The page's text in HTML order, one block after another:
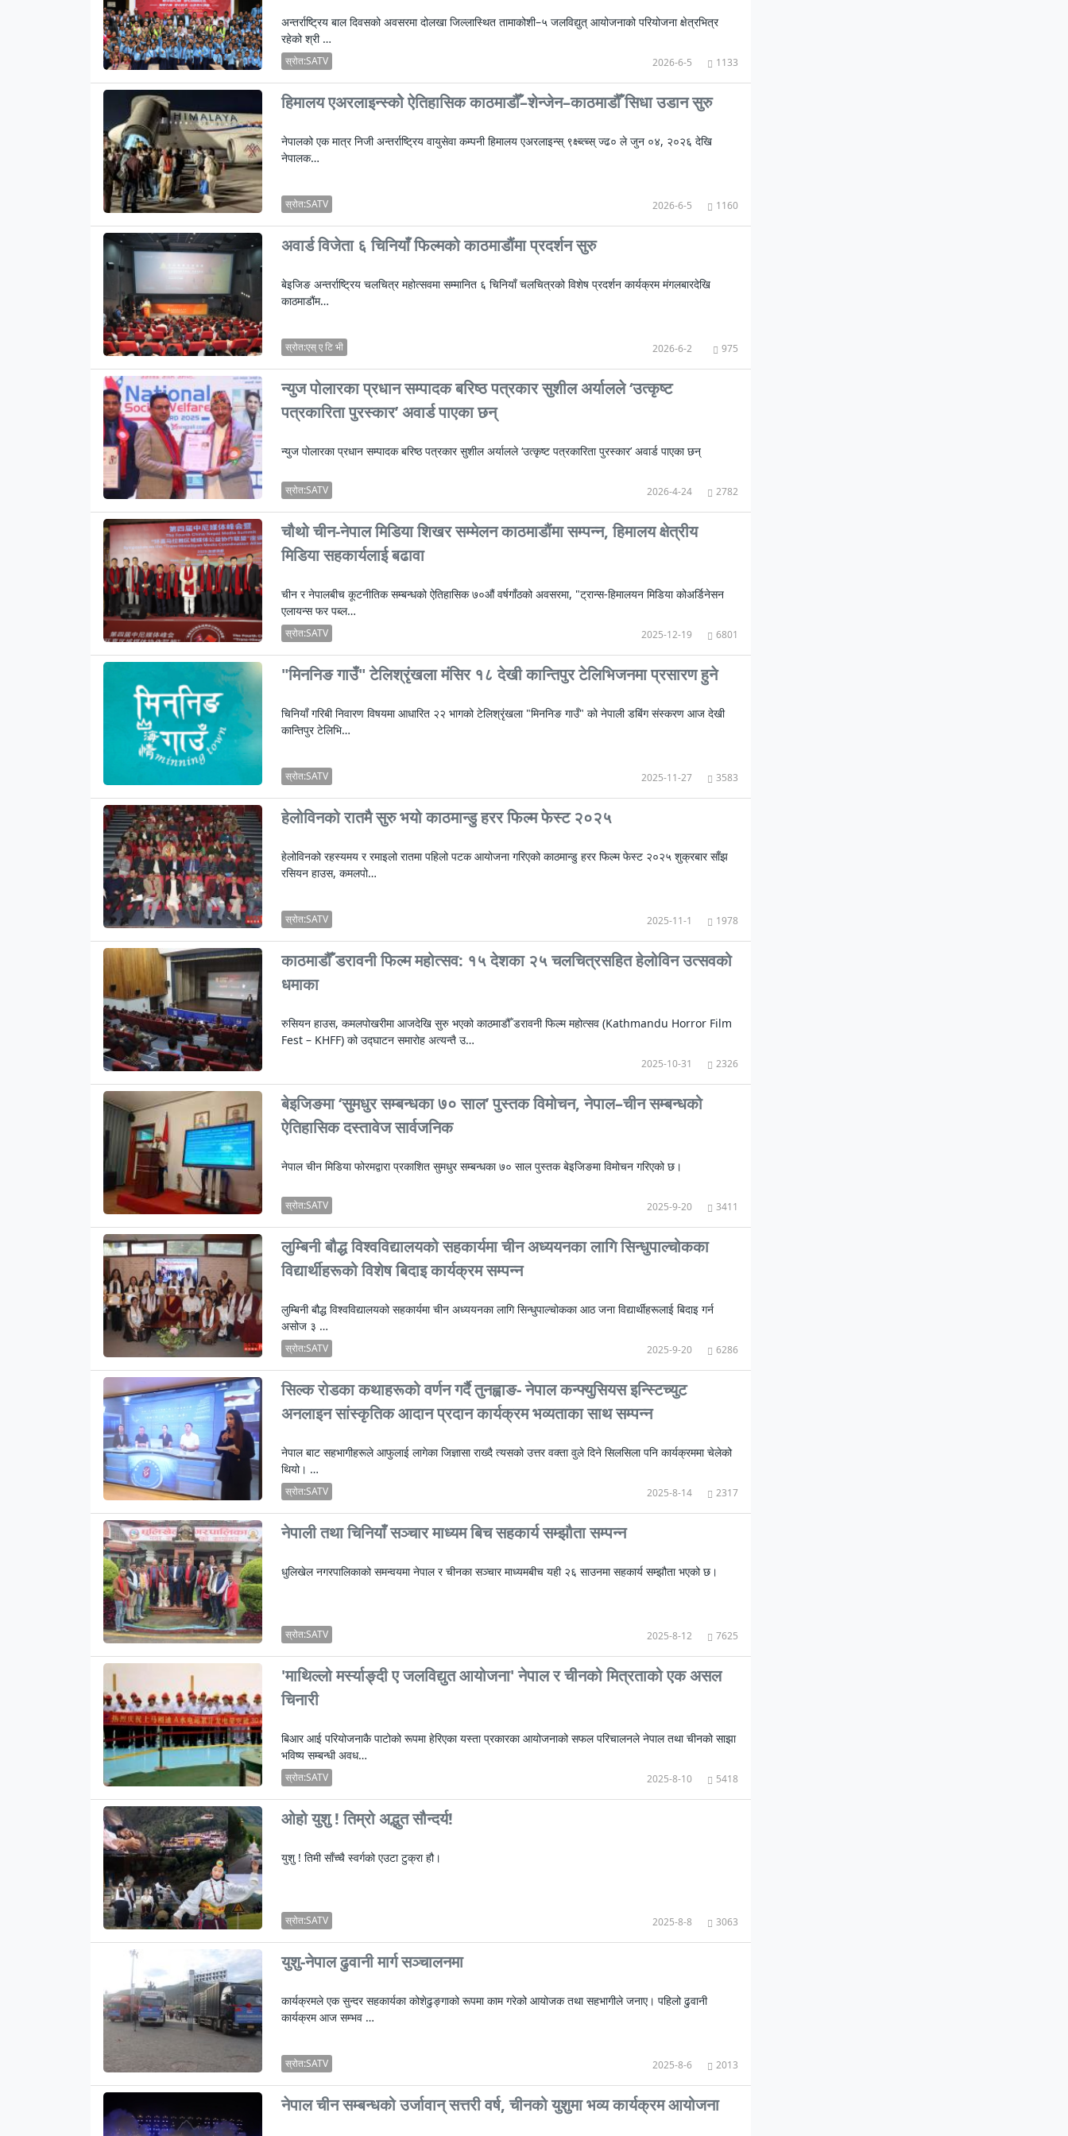
अन्तर्राष्ट्रिय बाल दिवसको अवसरमा दोलखा जिल्लास्थित तामाकोशी–५ जलविद्युत् आयोजनाको परियोजना क्षेत्रभित्र
रहेको श्री …
स्रोत:SATV 2026-6-5 1133
हिमालय एअरलाइन्स्कोे ऐतिहासिक काठमाडौँ–शेन्जेन–काठमाडौँ सिधा उडान सुरु
नेपालको एक मात्र निजी अन्तर्राष्ट्रिय वायुसेवा कम्पनी हिमालय एअरलाइन्स् ९क्ष्ब्त्ब्स् ज्ढ० ले जुन ०४, २०२६ देखि
नेपालक…
स्रोत:SATV 2026-6-5 1160
अवार्ड विजेता ६ चिनियाँ फिल्मको काठमाडौंमा प्रदर्शन सुरु
बेइजिङ अन्तर्राष्ट्रिय चलचित्र महोत्सवमा सम्मानित ६ चिनियाँ चलचित्रको विशेष प्रदर्शन कार्यक्रम मंगलबारदेखि
काठमाडौंम…
स्रोत:एस् ए टि भी 2026-6-2 975
न्युज पोलारका प्रधान सम्पादक बरिष्ठ पत्रकार सुशील अर्यालले ‘उत्कृष्ट
पत्रकारिता पुरस्कार’ अवार्ड पाएका छन्
न्युज पोलारका प्रधान सम्पादक बरिष्ठ पत्रकार सुशील अर्यालले ‘उत्कृष्ट पत्रकारिता पुरस्कार’ अवार्ड पाएका छन्
स्रोत:SATV 2026-4-24 2782
चौथो चीन-नेपाल मिडिया शिखर सम्मेलन काठमाडौंमा सम्पन्न, हिमालय क्षेत्रीय
मिडिया सहकार्यलाई बढावा
चीन र नेपालबीच कूटनीतिक सम्बन्धको ऐतिहासिक ७०औं वर्षगाँठको अवसरमा, "ट्रान्स-हिमालयन मिडिया कोअर्डिनेसन
एलायन्स फर पब्ल…
स्रोत:SATV 2025-12-19 6801
"मिननिङ गाउँ" टेलिश्रृंखला मंसिर १८ देखी कान्तिपुर टेलिभिजनमा प्रसारण हुने
चिनियाँ गरिबी निवारण विषयमा आधारित २२ भागको टेलिश्रृंखला "मिननिङ गाउँ" को नेपाली डबिंग संस्करण आज देखी
कान्तिपुर टेलिभि…
स्रोत:SATV 2025-11-27 3583
हेलोविनको रातमै सुरु भयो काठमान्डु हरर फिल्म फेस्ट २०२५
हेलोविनको रहस्यमय र रमाइलो रातमा पहिलो पटक आयोजना गरिएको काठमान्डु हरर फिल्म फेस्ट २०२५ शुक्रबार साँझ
रसियन हाउस, कमलपो…
स्रोत:SATV 2025-11-1 1978
काठमाडौँ डरावनी फिल्म महोत्सव: १५ देशका २५ चलचित्रसहित हेलोविन उत्सवको
धमाका
रुसियन हाउस, कमलपोखरीमा आजदेखि सुरु भएको काठमाडौँ डरावनी फिल्म महोत्सव (Kathmandu Horror Film
Fest – KHFF) को उद्घाटन समारोह अत्यन्तै उ…
2025-10-31 2326
बेइजिङमा ‘सुमधुर सम्बन्धका ७० साल’ पुस्तक विमोचन, नेपाल–चीन सम्बन्धको
ऐतिहासिक दस्तावेज सार्वजनिक
नेपाल चीन मिडिया फोरमद्वारा प्रकाशित सुमधुर सम्बन्धका ७० साल पुस्तक बेइजिङमा विमोचन गरिएको छ।
स्रोत:SATV 2025-9-20 3411
लुम्बिनी बौद्ध विश्वविद्यालयको सहकार्यमा चीन अध्ययनका लागि सिन्धुपाल्चोकका
विद्यार्थीहरूको विशेष बिदाइ कार्यक्रम सम्पन्न
लुम्बिनी बौद्ध विश्वविद्यालयको सहकार्यमा चीन अध्ययनका लागि सिन्धुपाल्चोकका आठ जना विद्यार्थीहरूलाई बिदाइ गर्न
असोज ३ …
स्रोत:SATV 2025-9-20 6286
सिल्क रोडका कथाहरूको वर्णन गर्दै तुनह्वाङ- नेपाल कन्फ्युसियस इन्स्टिच्युट
अनलाइन सांस्कृतिक आदान प्रदान कार्यक्रम भव्यताका साथ सम्पन्न
नेपाल बाट सहभागीहरूले आफुलाई लागेका जिज्ञासा राख्दै त्यसको उत्तर वक्ता वुले दिने सिलसिला पनि कार्यक्रममा चेलेको
थियो। …
स्रोत:SATV 2025-8-14 2317
नेपाली तथा चिनियाँ सञ्चार माध्यम बिच सहकार्य सम्झौता सम्पन्न
धुलिखेल नगरपालिकाको समन्वयमा नेपाल र चीनका सञ्चार माध्यमबीच यही २६ साउनमा सहकार्य सम्झौता भएको छ।
स्रोत:SATV 2025-8-12 7625
'माथिल्लो मर्स्याङ्दी ए जलविद्युत आयोजना' नेपाल र चीनको मित्रताको एक असल
चिनारी
बिआर आई परियोजनाकै पाटोको रूपमा हेरिएका यस्ता प्रकारका आयोजनाको सफल परिचालनले नेपाल तथा चीनको साझा
भविष्य सम्बन्धी अवध…
स्रोत:SATV 2025-8-10 5418
ओहो युशु ! तिम्रो अद्भुत सौन्दर्य!
युशु ! तिमी साँच्चै स्वर्गको एउटा टुक्रा हौ।
स्रोत:SATV 2025-8-8 3063
युशु-नेपाल ढुवानी मार्ग सञ्चालनमा
कार्यक्रमले एक सुन्दर सहकार्यका कोशेढुङ्गाको रूपमा काम गरेको आयोजक तथा सहभागीले जनाए। पहिलो ढुवानी
कार्यक्रम आज सम्भव …
स्रोत:SATV 2025-8-6 2013
नेपाल चीन सम्बन्धको उर्जावान् सत्तरी वर्ष, चीनको युशुमा भव्य कार्यक्रम आयोजना